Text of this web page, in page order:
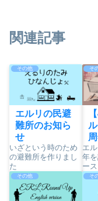
関連記事
その他
エルリの民避
難所のお知ら
せ
いざという時のため
の避難所を作りまし
た
そ
エ
年
ー
す
その他 そ